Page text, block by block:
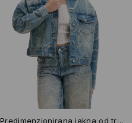
Predimenzionirana jakna od trapera Kuromi